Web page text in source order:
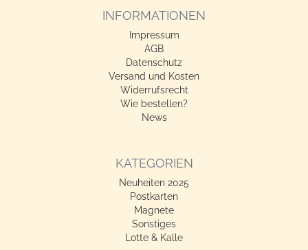
INFORMATIONEN
Impressum
AGB
Datenschutz
Versand und Kosten
Widerrufsrecht
Wie bestellen?
News
KATEGORIEN
Neuheiten 2025
Postkarten
Magnete
Sonstiges
Lotte & Kalle